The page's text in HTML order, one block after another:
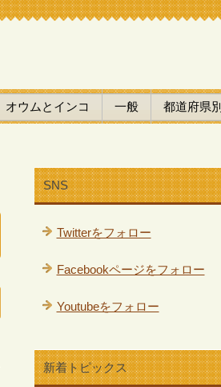
オウムとインコ 一般 都道府県別
SNS
Twitterをフォロー
Facebookページをフォロー
Youtubeをフォロー
新着トピックス